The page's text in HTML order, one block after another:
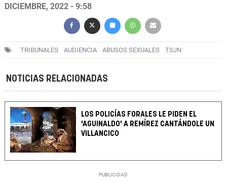
DICIEMBRE, 2022 - 9:58
TRIBUNALES AUDIENCIA ABUSOS SEXUALES TSJN
NOTICIAS RELACIONADAS
LOS POLICÍAS FORALES LE PIDEN EL
'AGUINALDO' A REMÍREZ CANTÁNDOLE UN
VILLANCICO